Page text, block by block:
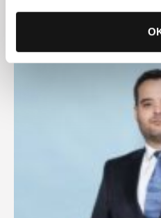
José Maria
Advogado